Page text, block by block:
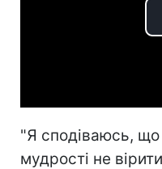
"Я сподіваюсь, що
мудрості не